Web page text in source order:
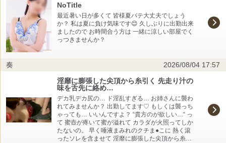
NoTitle
最近暑い日が多くて 皆様夏バテ大丈夫でしょう
か？ 私は夏に負け気味です😊 久しぶりに出勤出来
ましたので お時間合う方は 一緒に涼しい部屋でく
っつきませんか？
奏
2026/08/04 17:57
淫靡に膨張した尖頂から糸引く 先走り汁の
味を舌先に絡め…
デカ乳デカ尻の… ド淫乱すぎる… お姉さんに襲わ
れてみませんか？ 出勤してます♡ もしくは襲っち
ゃっても… いいんですよ？ “貴方のが欲しい…“ っ
て 蜜壺が疼いて蜜が溢れて カラダが火照ってしか
たないの。 早く唾液まみれのクチま●こに 熱く滾
ったソレを含ませて 淫靡に膨張した尖頂から糸引